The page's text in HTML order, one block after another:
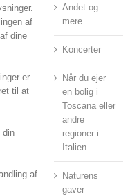
af
dine
er
til at
din
af
Andet og
mere
Koncerter
Når du ejer
en bolig i
Toscana eller
andre
regioner i
Italien
Naturens
gaver –